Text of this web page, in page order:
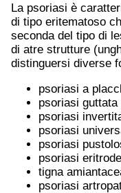
La psoriasi è
di tipo eritematoso
seconda del tipo di
di atre strutture
distinguersi diverse
psoriasi a
psoriasi guttata
psoriasi
psoriasi
psoriasi
psoriasi
tigna
psoriasi